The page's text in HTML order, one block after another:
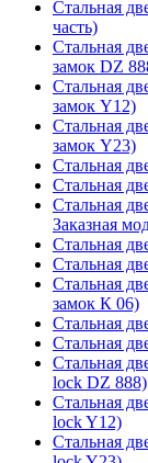
Стальная
часть)
Стальная
замок DZ
Стальная
замок Y12)
Стальная
замок Y23)
Стальная
Стальная
Стальная
Заказная
Стальная
Стальная
Стальная
замок К 06)
Стальная
Стальная
Стальная
lock DZ 888)
Стальная
lock Y12)
Стальная